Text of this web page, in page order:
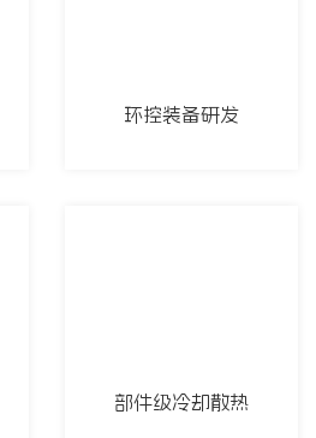
环控装备研发
部件级冷却散热